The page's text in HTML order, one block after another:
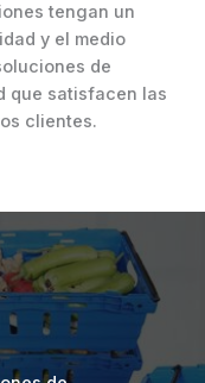
tengan un
y el medio
de
que satisfacen las
clientes.